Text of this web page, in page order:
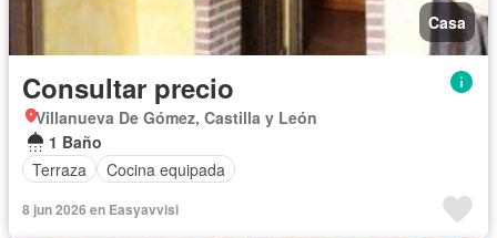
Casa
Consultar precio
Villanueva De Gómez, Castilla y León
1 Baño
Terraza
Cocina equipada
8 jun 2026 en Easyavvisi